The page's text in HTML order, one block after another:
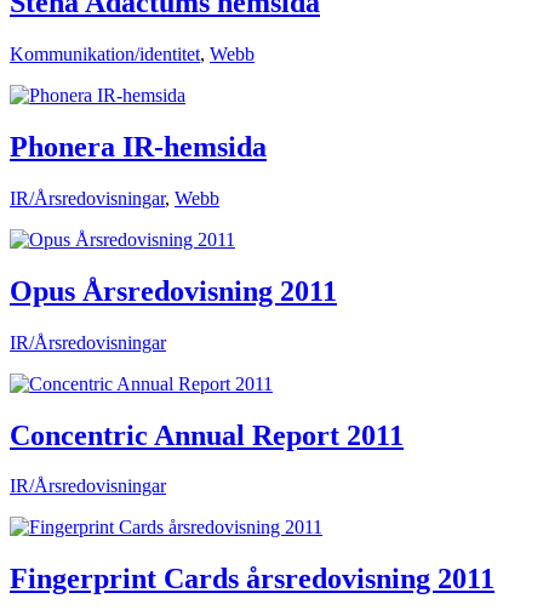
Kommunikation/identitet, Webb
Phonera IR-hemsida
IR/Årsredovisningar, Webb
Opus Årsredovisning 2011
IR/Årsredovisningar
Concentric Annual Report 2011
IR/Årsredovisningar
Fingerprint Cards årsredovisning 2011